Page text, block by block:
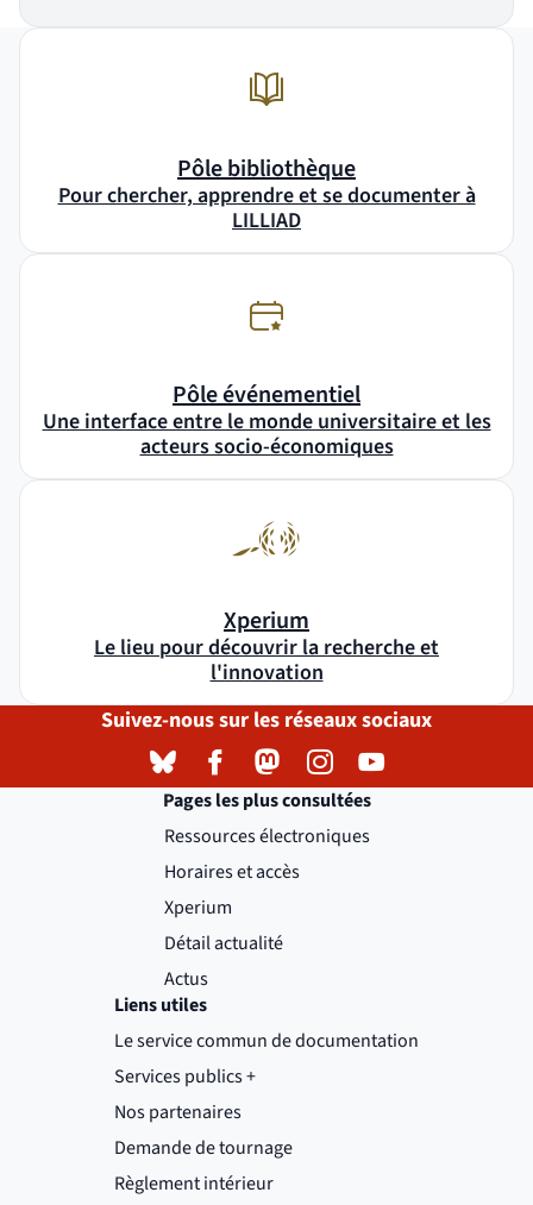
Pôle bibliothèque
Pour chercher, apprendre et se documenter à
LILLIAD
Pôle événementiel
Une interface entre le monde universitaire et les
acteurs socio-économiques
Xperium
Le lieu pour découvrir la recherche et
l'innovation
Suivez-nous sur les réseaux sociaux
Bluesky
( )
(nouvelle fenêtre)
Facebook
( )
(nouvelle fenêtre)
Mastodon
( )
(nouvelle fenêtre)
Instagram
( )
(nouvelle fenêtre)
YouTube
( )
(nouvelle fenêtre)
Pages les plus consultées
Ressources électroniques
Horaires et accès
Xperium
Détail actualité
Actus
Liens utiles
Le service commun de documentation
Services publics +
(nouvelle fenêtre)
Nos partenaires
Demande de tournage
(nouvelle fenêtre)
Règlement intérieur
(nouvelle fenêtre)